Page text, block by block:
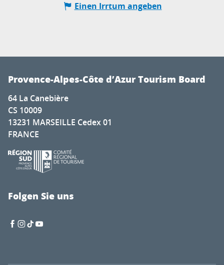
Einen Irrtum angeben
Provence-Alpes-Côte d’Azur Tourism Board
64 La Canebière
CS 10009
13231 MARSEILLE Cedex 01
FRANCE
Folgen Sie uns